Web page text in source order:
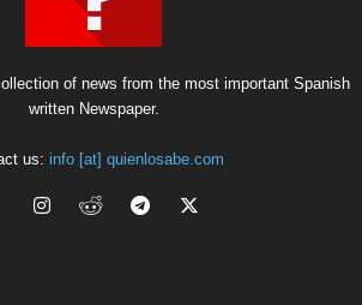
of news from the most important Spanish
written Newspaper.
us: info [at] quienlosabe.com